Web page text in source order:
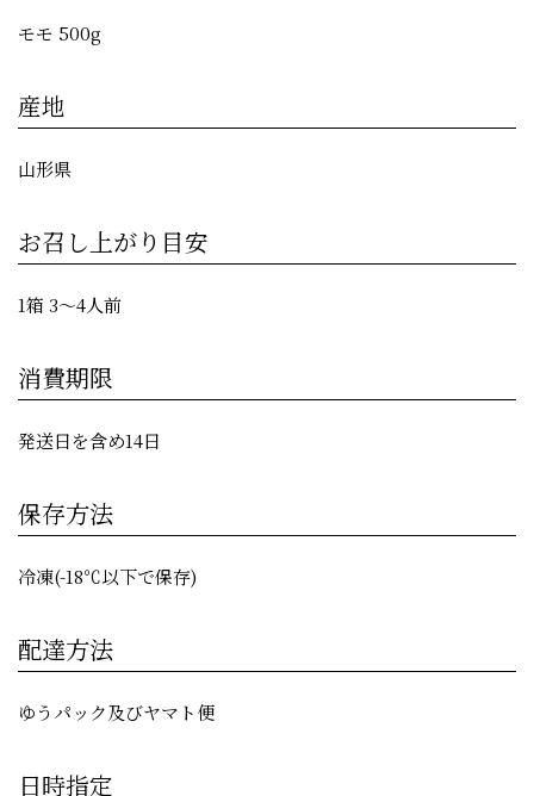
モモ 500g
産地
山形県
お召し上がり目安
1箱 3〜4人前
消費期限
発送日を含め14日
保存方法
冷凍(-18℃以下で保存)
配達方法
ゆうパック及びヤマト便
日時指定